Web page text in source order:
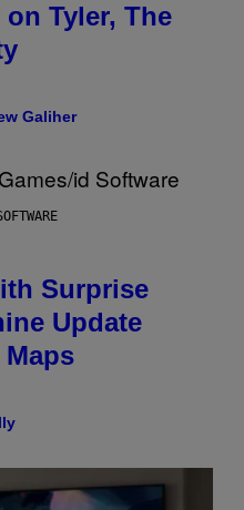
Tyler, The
Galiher
Surprise
Update